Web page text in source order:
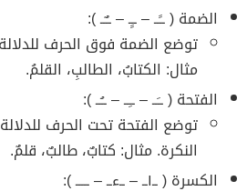
الضمة ( ــًــ – ــٍـ – ــٌــ ):
توضع الضمة فوق الحرف
مثال: الكتابُ، الطالبِ، القلمُ.
الفتحة ( ــَــ – ــِــ – ــُــ ):
توضع الفتحة تحت الحرف
النكرة. مثال: كتابٌ، طالبٌ، قلمٌ.
الكسرة ( ــ١ــ – ــءــ – ـــــ ):